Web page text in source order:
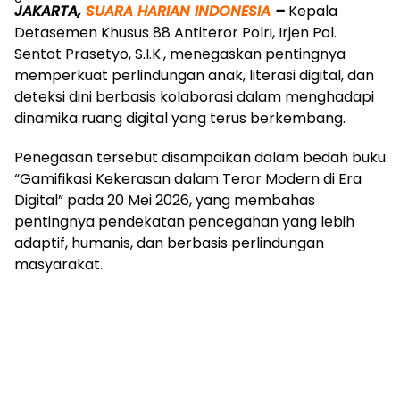
JAKARTA, SUARA HARIAN INDONESIA – Kepala
Detasemen Khusus 88 Antiteror Polri, Irjen Pol.
Sentot Prasetyo, S.I.K., menegaskan pentingnya
memperkuat perlindungan anak, literasi digital, dan
deteksi dini berbasis kolaborasi dalam menghadapi
dinamika ruang digital yang terus berkembang.
Penegasan tersebut disampaikan dalam bedah buku
“Gamifikasi Kekerasan dalam Teror Modern di Era
Digital” pada 20 Mei 2026, yang membahas
pentingnya pendekatan pencegahan yang lebih
adaptif, humanis, dan berbasis perlindungan
masyarakat.